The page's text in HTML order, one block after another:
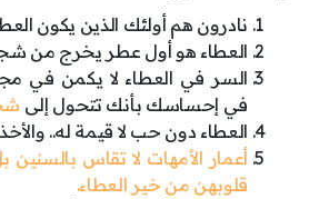
نادرون هم أولئك الذين يكون
العطاء هو أول عطر يخرج من
السر في العطاء لا يكمن في
في إحساسك بأنك تتحول إلى
العطاء دون حب لا قيمة له..
أعمار الأمهات لا تقاس بالسنين
قلوبهن من خير العطاء.